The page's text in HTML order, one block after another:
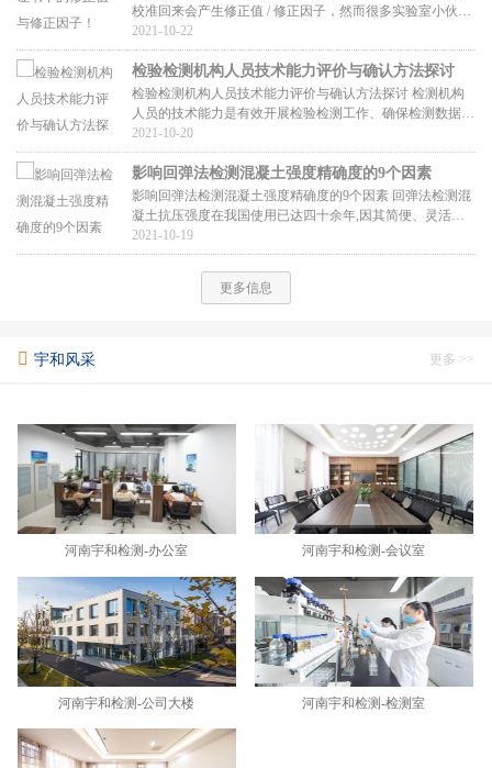
校准回来会产生修正值 / 修正因子，然而很多实验室小伙伴
们不懂得如何正确使用这些修正值 / 修正因子？为帮助广大
实验室能...
2021-10-22
检验检测机构人员技术能力评价与确认方法探讨
检验检测机构人员技术能力评价与确认方法探讨 检测机构
人员的技术能力是有效开展检验检测工作、确保检测数据准
确可靠的重要保证，在认证认可行业标准通用要求中对人员
培训、能...
2021-10-20
影响回弹法检测混凝土强度精确度的9个因素
影响回弹法检测混凝土强度精确度的9个因素 回弹法检测混
凝土抗压强度在我国使用已达四十余年,因其简便、灵活、
准确、可靠、快速、经济等特点而倍受工程检测人员的青
睐,是我国目...
2021-10-19
更多信息
宇和风采 更多 >>
河南宇和检测-办公室 河南宇和检测-会议室
河南宇和检测-公司大楼 河南宇和检测-检测室